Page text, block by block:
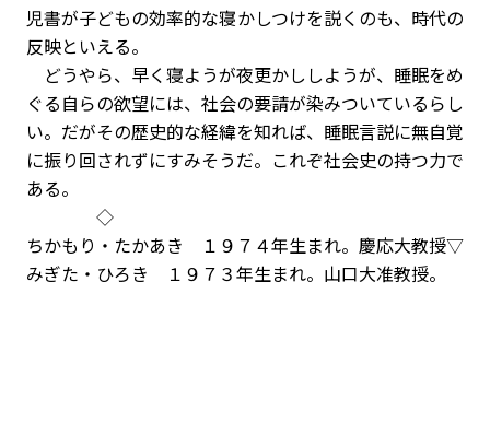
児書が子どもの効率的な寝かしつけを説くのも、時代の
反映といえる。
どうやら、早く寝ようが夜更かししようが、睡眠をめ
ぐる自らの欲望には、社会の要請が染みついているらし
い。だがその歴史的な経緯を知れば、睡眠言説に無自覚
に振り回されずにすみそうだ。これぞ社会史の持つ力で
ある。
◇
ちかもり・たかあき １９７４年生まれ。慶応大教授▽
みぎた・ひろき １９７３年生まれ。山口大准教授。